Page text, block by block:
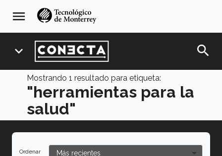
navegación
principal
menu
expand_more search
Mostrando 1 resultado para etiqueta:
"herramientas para la
salud"
Ordenar